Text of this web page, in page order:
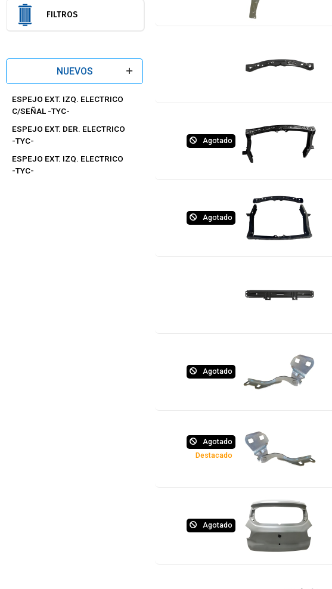
FILTROS
NUEVOS
ESPEJO EXT. IZQ. ELECTRICO
C/SEÑAL -TYC-
ESPEJO EXT. DER. ELECTRICO
-TYC-
ESPEJO EXT. IZQ. ELECTRICO
-TYC-
Agotado
Agotado
Agotado
Agotado
Destacado
Agotado